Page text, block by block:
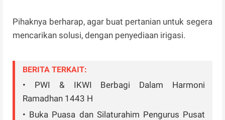
Pihaknya berharap, agar buat pertanian untuk segera
mencarikan solusi, dengan penyediaan irigasi.
BERITA TERKAIT:
• PWI & IKWI Berbagi Dalam Harmoni
Ramadhan 1443 H
• Buka Puasa dan Silaturahim Pengurus Pusat